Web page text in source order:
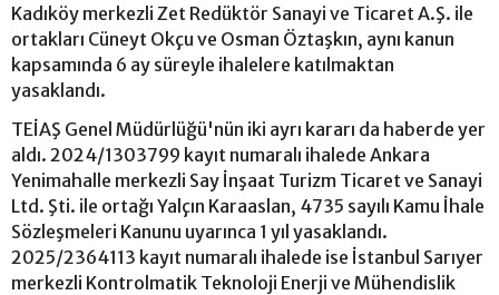
Kadıköy merkezli Zet Redüktör Sanayi ve Ticaret A.Ş. ile
ortakları Cüneyt Okçu ve Osman Öztaşkın, aynı kanun
kapsamında 6 ay süreyle ihalelere katılmaktan
yasaklandı.
TEİAŞ Genel Müdürlüğü'nün iki ayrı kararı da haberde yer
aldı. 2024/1303799 kayıt numaralı ihalede Ankara
Yenimahalle merkezli Say İnşaat Turizm Ticaret ve Sanayi
Ltd. Şti. ile ortağı Yalçın Karaaslan, 4735 sayılı Kamu İhale
Sözleşmeleri Kanunu uyarınca 1 yıl yasaklandı.
2025/2364113 kayıt numaralı ihalede ise İstanbul Sarıyer
merkezli Kontrolmatik Teknoloji Enerji ve Mühendislik